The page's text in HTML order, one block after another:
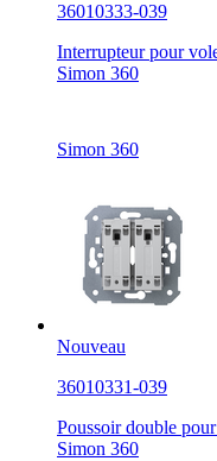
36010333-039
Interrupteur pour
Simon 360
Simon 360
Nouveau
36010331-039
Poussoir double
Simon 360